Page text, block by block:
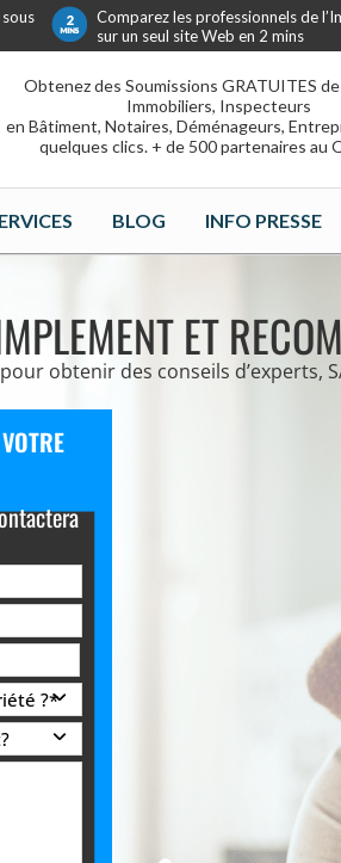
Comparez les professionnels de
sur un seul site Web en 2 mins
Obtenez des Soumissions GRATUITES
Immobiliers, Inspecteurs
en Bâtiment, Notaires, Déménageurs,
quelques clics. + de 500 partenaires au
BLOG INFO PRESSE
ET
obtenir des conseils d’experts,